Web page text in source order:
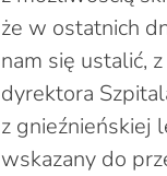
że w ostatnich
nam się ustalić,
dyrektora
z gnieźnieńskiej
wskazany do